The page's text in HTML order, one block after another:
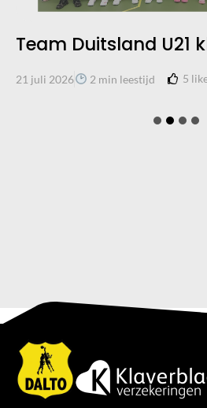
Team Duitsland U21
21 juli 2026 2 min leestijd 5